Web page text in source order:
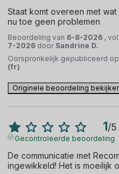
Staat komt overeen met
nu toe geen problemen
Beoordeling van 6-8-2026 ,
7-2026 door Sandrine D.
Oorspronkelijk gepubliceerd
(fr)
Originele beoordeling
1/5
Gecontroleerde beoordeling
De communicatie met
ingewikkeld! Het is moeilijk